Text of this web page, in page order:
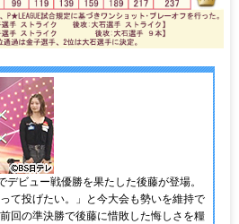
デビュー戦優勝を果たした後藤が登場。
て投げたい。」と今大会も勢いを維持で
回の準決勝で後藤に惜敗した悔しさを糧